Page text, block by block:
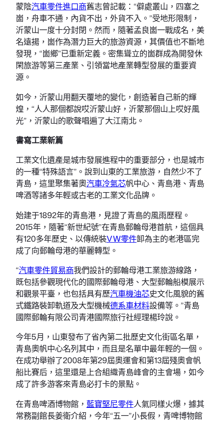
蒙陰汽車零件進口商舊志曾記載：“僻處叢山，四塞之
崮，舟車不通，內貨不出，外貨不入。”受地形限制，
沂蒙山一度十分封閉。然而，隨著孟良崮一戰成名，美
名遠揚，崮作為潛力巨大的旅游資源，其價值也不斷地
發現，“崮鄉”已重新定義。密集聳立的崮群成為開發休
閑旅游等第三產業、引領當地產業轉型發展的重要資
源。
如今，沂蒙山用翻天覆地的變化，創造著自己新的輝
煌，“人人那個都說哎沂蒙山好，沂蒙那個山上哎好風
光”，沂蒙山的歌聲唱遍了大江南北。
書寫工業新篇
工業文化遺產是城市發展進程中的重要部分，也是城市
的一種“特殊語言”。說到山東的工業旅游，自然少不了
青島，這里聚集著奧汽車冷氣芯帆中心、青島港、青島
啤酒等諸多年輕或古老的工業文化品牌。
始建于1892年的青島港，見證了青島的風雨歷程。
2015年，隨著“新世紀號”在青島郵輪母港首航，這個具
有120多年歷史、以傳統裝VW零件卸為主的老港區完
成了向郵輪母港的華麗轉型。
“汽車零件貿易商我們設計的郵輪母港工業旅游線路，
既包括參觀現代化的國際郵輪母港、大型郵輪船模展示
和觀景平臺，也包括具有歷汽車機油芯史文化風貌的舊
式鐵路裝卸軌道及大型機械德系車材料設備等。”青島
國際郵輪有限公司青港國際旅行社經理楊玲說。
今年5月，山東發布了省內第二批歷史文化街區名單，
青島奧帆中心名列其中，而且是名單中最年輕的一個。
在成功舉辦了2008年第29屆奧運會和第13屆殘奧會帆
船比賽后，這里還是上合組織青島峰會的主會場，如今
成了許多游客來青島必打卡的景點。
在青島啤酒博物館， 藍寶堅尼零件人氣同樣火爆，據其
常務副館長姜衛介紹，今年“五一”小長假，青啤博物館